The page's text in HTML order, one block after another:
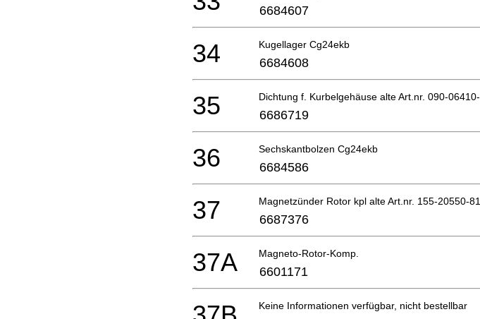
6684607
Kugellager Cg24ekb
34 6684608
Dichtung f. Kurbelgehäuse alte Art.nr. 090-06410-
35 6686719
Sechskantbolzen Cg24ekb
36 6684586
Magnetzünder Rotor kpl alte Art.nr. 155-20550-81
37 6687376
Magneto-Rotor-Komp.
37A 6601171
Keine Informationen verfügbar, nicht bestellbar